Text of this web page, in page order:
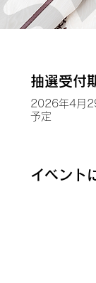
抽選受付
2026年4月
予定
イベント